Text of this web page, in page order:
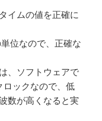
イムの値を正確に
位なので、正確な
、ソフトウェアで
ロックなので、低
数が高くなると実